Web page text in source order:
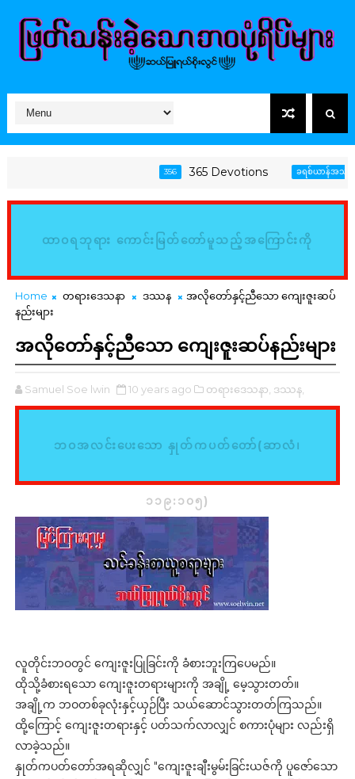
365 Devotions ခရစ်ယာန်အသက်တာ
ထာဝရဘုရား ကောင်းမြတ်တော်မူသည့်အကြောင်းကို
မြည်းစမ်း၍ သိမှတ်ကြလော့ (ဆာလံ၊ ၃၄:၈)
Home တရားဒေသနာ ဒဿန
အလိုတော်နှင့်ညီသော ကျေးဇူးဆပ်
နည်းများ
အလိုတော်နှင့်ညီသော ကျေးဇူးဆပ်နည်းများ
Samuel Soe lwin 10 years ago တရားဒေသနာ, ဒဿန,
ဘဝအလင်းပေးသော နှုတ်ကပတ်တော်(ဆာလံ၊
၁၁၉:၁၀၅)
လူတိုင်းဘဝတွင် ကျေးဇူးပြုခြင်းကို ခံစားဘူးကြပေမည်။
ထိုသို့ခံစားရသော ကျေးဇူးတရားများကို အချို့ မေ့သွားတတ်။
အချို့က ဘဝတစ်ခုလုံးနှင့်ယှဉ်ပြီး သယ်ဆောင်သွားတတ်ကြသည်။
ထို့ကြောင့် ကျေးဇူးတရားနှင့် ပတ်သက်လာလျှင် စကားပုံများ လည်းရှိ
လာခဲ့သည်။
နှုတ်ကပတ်တော်အရဆိုလျှင် "ကျေးဇူးချီးမွမ်းခြင်းယဇ်ကို ပူဇော်သော